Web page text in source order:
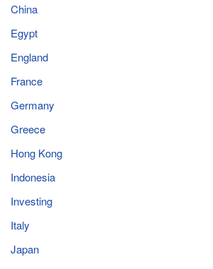
China
Egypt
England
France
Germany
Greece
Hong Kong
Indonesia
Investing
Italy
Japan